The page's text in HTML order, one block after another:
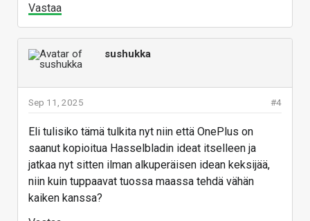
Vastaa
sushukka
#4
Sep 11, 2025
Eli tulisiko tämä tulkita nyt niin että OnePlus on
saanut kopioitua Hasselbladin ideat itselleen ja
jatkaa nyt sitten ilman alkuperäisen idean keksijää,
niin kuin tuppaavat tuossa maassa tehdä vähän
kaiken kanssa?